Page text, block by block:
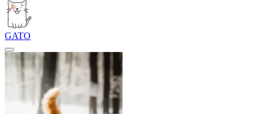
GATO